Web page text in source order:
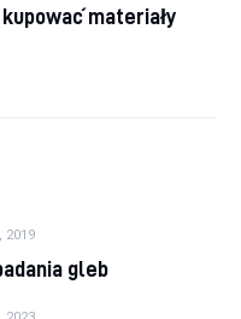
materiały
2019
gleb